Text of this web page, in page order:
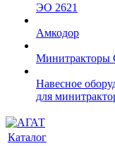
ЭО 2621
Амкодор
Навесное
для
Каталог